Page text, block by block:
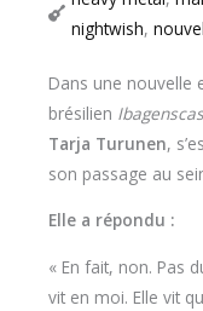
nightwish,
Dans une nouvelle
brésilien
Tarja Turunen,
son passage au
Elle a répondu :
« En fait, non. Pas
vit en moi. Elle vit